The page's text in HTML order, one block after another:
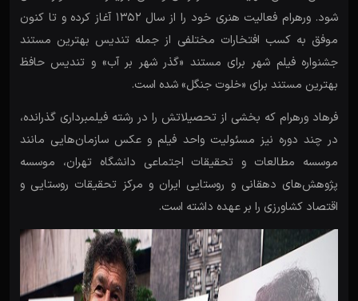
شود. ورهرام فعالیت هنری خود را از سال ۱۳۵۲ آغاز کرده و تا کنون
موفق به کسب افتخارات مختلفی از جمله تندیس بهترین مستند
جشنواره فیلم شهر برای مستند «گذر شهر بر آب» و تندیس حافظ
بهترین مستند برای «خلوت جنگل» شده است.
فرهاد ورهرام که بخشی از تحصیلاتش را در رشته فیلمبرداری گذرانده،
در چند دوره نیز مسئولیت واحد فیلم و عکس سازمان‌هایی مانند
موسسه مطالعات و تحقیقات اجتماعی دانشگاه تهران، موسسه
پژوهش‌های دهقانی و روستایی ایران و مرکز تحقیقات روستایی و
اقتصاد کشاورزی را بر عهده داشته است.